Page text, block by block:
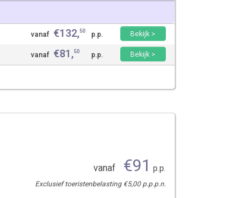
vanaf €132,50 p.p.
Bekijk >
vanaf €81,50 p.p. Bekijk >
vanaf €91 p.p.
Exclusief toeristenbelasting €5,00 p.p.p.n.